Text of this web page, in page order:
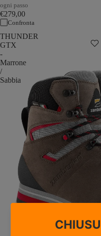
ogni passo
€279,00
Confronta
THUNDER
GTX
-
Marrone
/
Sabbia